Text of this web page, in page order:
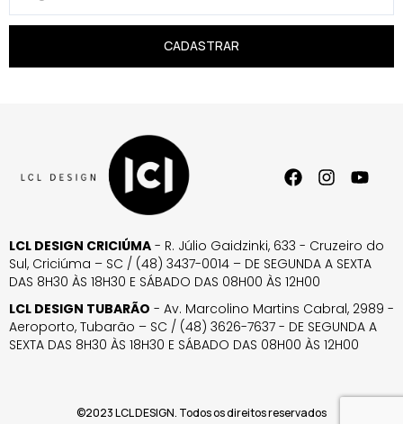
CADASTRAR
LCL DESIGN CRICIÚMA - R. Júlio Gaidzinki, 633 - Cruzeiro do
Sul, Criciúma – SC / (48) 3437-0014 – DE SEGUNDA A SEXTA
DAS 8H30 ÀS 18H30 E SÁBADO DAS 08H00 ÀS 12H00
LCL DESIGN TUBARÃO - Av. Marcolino Martins Cabral, 2989 -
Aeroporto, Tubarão – SC / (48) 3626-7637 - DE SEGUNDA A
SEXTA DAS 8H30 ÀS 18H30 E SÁBADO DAS 08H00 ÀS 12H00
©2023 LCL DESIGN. Todos os direitos reservados